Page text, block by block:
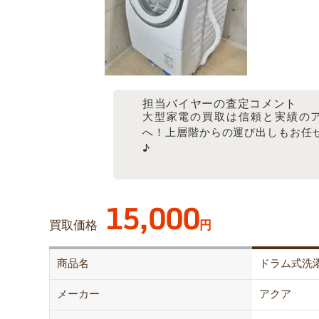
担当バイヤーの査定コメント
大型家電の買取は信頼と実績の
へ！上層階からの運び出しもお任
♪
買取価格 15,000円
商品名 ドラム式洗
メーカー アクア